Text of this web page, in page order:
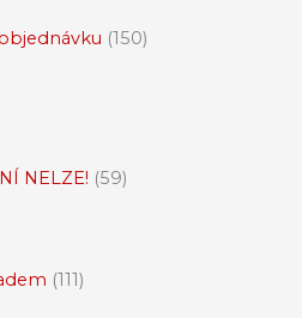
150
NELZE! 59
111